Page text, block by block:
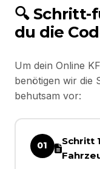
🔍 Schritt-
du die
Um dein Online
benötigen wir die
behutsam vor:
01
Schritt